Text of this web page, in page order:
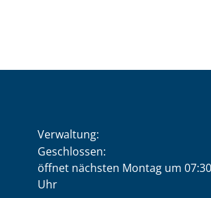
Verwaltung:
Klicken, um weitere Öffnungs-
Geschlossen:
öffnet nächsten Montag um 07:30
Uhr